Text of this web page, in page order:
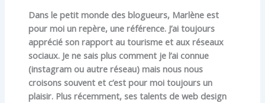
Dans le petit monde des blogueurs, Marlène est
pour moi un repère, une référence. J’ai toujours
apprécié son rapport au tourisme et aux réseaux
sociaux. Je ne sais plus comment je l’ai connue
(instagram ou autre réseau) mais nous nous
croisons souvent et c’est pour moi toujours un
plaisir. Plus récemment, ses talents de web design